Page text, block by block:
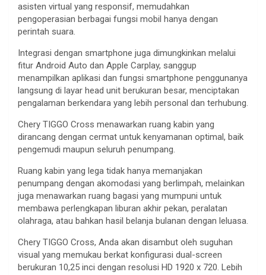
asisten virtual yang responsif, memudahkan
pengoperasian berbagai fungsi mobil hanya dengan
perintah suara.
Integrasi dengan smartphone juga dimungkinkan melalui
fitur Android Auto dan Apple Carplay, sanggup
menampilkan aplikasi dan fungsi smartphone penggunanya
langsung di layar head unit berukuran besar, menciptakan
pengalaman berkendara yang lebih personal dan terhubung.
Chery TIGGO Cross menawarkan ruang kabin yang
dirancang dengan cermat untuk kenyamanan optimal, baik
pengemudi maupun seluruh penumpang.
Ruang kabin yang lega tidak hanya memanjakan
penumpang dengan akomodasi yang berlimpah, melainkan
juga menawarkan ruang bagasi yang mumpuni untuk
membawa perlengkapan liburan akhir pekan, peralatan
olahraga, atau bahkan hasil belanja bulanan dengan leluasa.
Chery TIGGO Cross, Anda akan disambut oleh suguhan
visual yang memukau berkat konfigurasi dual-screen
berukuran 10,25 inci dengan resolusi HD 1920 x 720. Lebih